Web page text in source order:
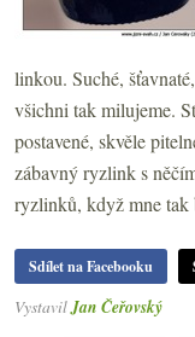
linkou. Suché,
všichni tak milujeme.
postavené, skvěle
zábavný ryzlink s
ryzlinků, když mne
Sdílet na Facebooku
Vystavil Jan Čeřovský